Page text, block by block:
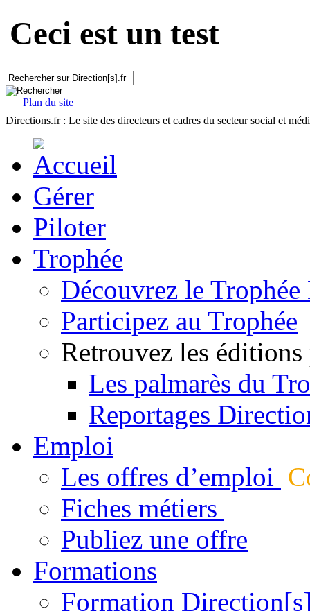
Ceci est un test
Plan du site
Directions.fr : Le site des directeurs et cadres du secteur social et
Gérer
Piloter
Trophée
Découvrez le
Participez au Trophée
Retrouvez les éditions
Les palmarès du
Reportages
Emploi
Les offres d’emploi
Fiches métiers
Publiez une offre
Formations
Formation